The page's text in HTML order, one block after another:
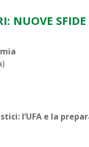
NUOVE
l’UFA e la